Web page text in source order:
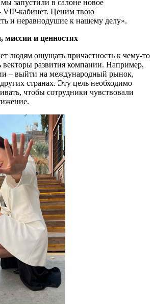
мы запустили в салоне новое
VIP-кабинет. Ценим твою
и неравнодушие к нашему делу».
миссии и ценностях
людям ощущать причастность к чему-то
развития компании. Например,
– выйти на международный рынок,
странах. Эту цель необходимо
чтобы сотрудники чувствовали